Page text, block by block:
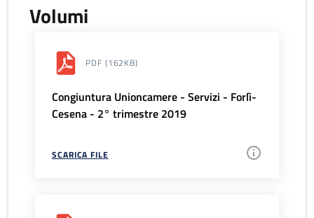
Volumi
PDF (162KB)
Congiuntura Unioncamere - Servizi - Forlì-
Cesena - 2° trimestre 2019
SCARICA FILE